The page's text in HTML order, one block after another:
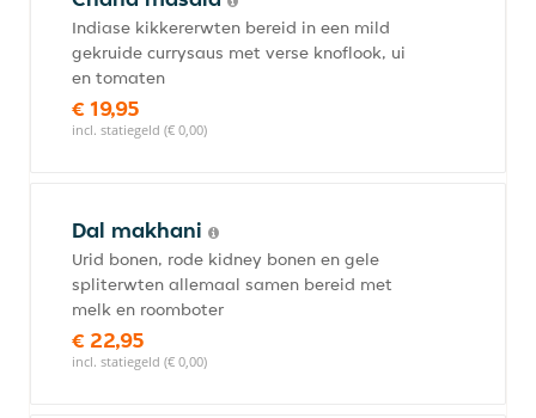
Indiase kikkererwten bereid in een mild
gekruide currysaus met verse knoflook, ui
en tomaten
€ 19,95
incl. statiegeld (€ 0,00)
Dal makhani
Urid bonen, rode kidney bonen en gele
spliterwten allemaal samen bereid met
melk en roomboter
€ 22,95
incl. statiegeld (€ 0,00)